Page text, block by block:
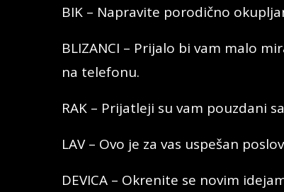
BIK – Napravite porodično
BLIZANCI – Prijalo bi vam malo
na telefonu.
RAK – Prijatleji su vam pouzdani
LAV – Ovo je za vas uspešan
DEVICA – Okrenite se novim